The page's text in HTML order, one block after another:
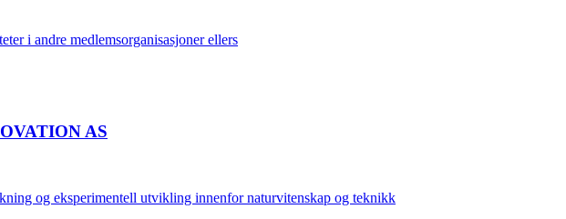
i andre medlemsorganisasjoner ellers
AS
og eksperimentell utvikling innenfor naturvitenskap og teknikk